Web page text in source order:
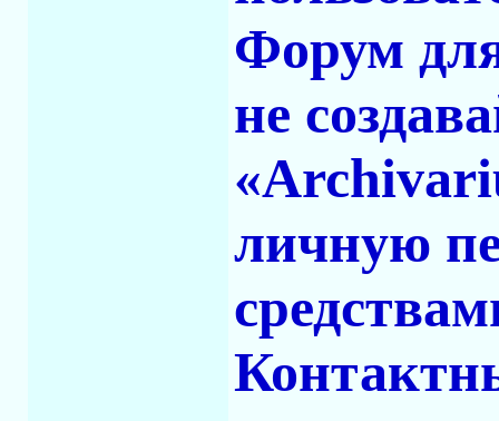
Форум
не
личную